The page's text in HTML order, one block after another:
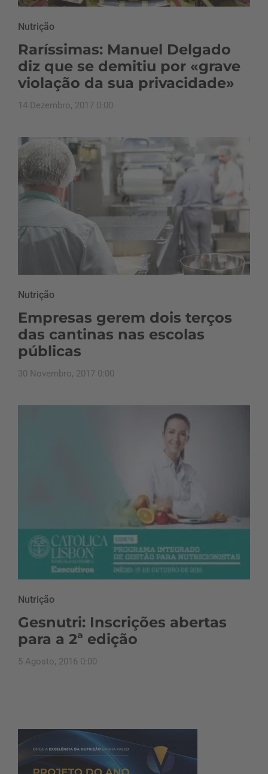
Nutrição
Raríssimas: Manuel Delgado
diz que se demitiu por «grave
violação da sua privacidade»
14 Dezembro, 2017 0:00
Nutrição
Empresas gerem dois terços
das cantinas nas escolas
públicas
30 Novembro, 2017 0:00
Nutrição
Gesnutri: Inscrições abertas
para a 2ª edição
5 Agosto, 2016 0:00